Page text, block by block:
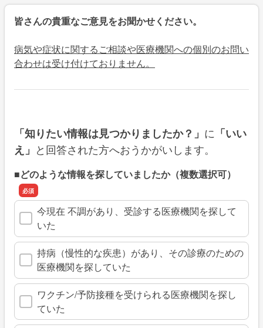
皆さんの貴重なご意見をお聞かせください。
病気や症状に関するご相談や医療機関への個別のお問い
合わせは受け付けておりません。
「知りたい情報は見つかりましたか？」 に 「いい
え」 と回答された方へおうかがいします。
■どのような情報を探していましたか（複数選択可）
今現在 不調があり、受診する医療機関を探して
いた
持病（慢性的な疾患）があり、その診療のための
医療機関を探していた
ワクチン/予防接種を受けられる医療機関を探し
ていた